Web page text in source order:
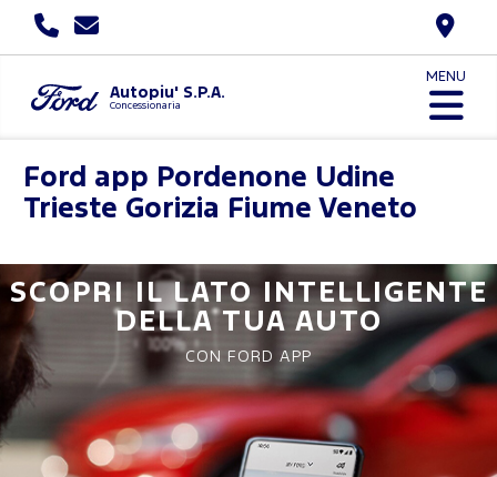
Autopiu' S.P.A.
Concessionaria
MENU
Ford app Pordenone Udine
Trieste Gorizia Fiume Veneto
SCOPRI IL LATO INTELLIGENTE
DELLA TUA AUTO
CON FORD APP